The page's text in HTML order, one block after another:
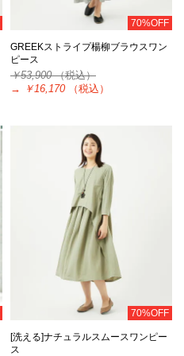
70%OFF
GREEKストライプ楊柳ブラウスワン
ピース
￥53,900（税込）
→
￥16,170 （税込）
70%OFF
[洗える]ナチュラルスムースワンピー
ス